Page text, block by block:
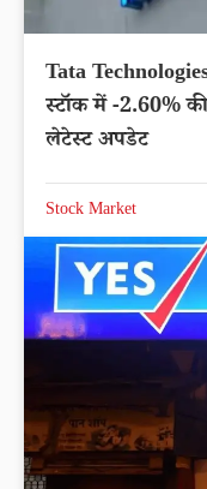
Tata
स्टॉक में -2.60%
लेटेस्ट अपडेट
Stock Market